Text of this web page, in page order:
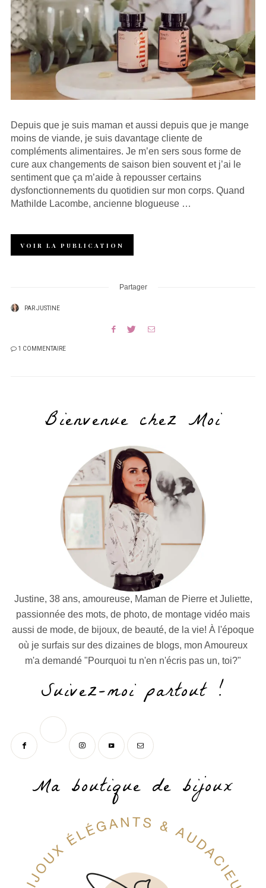
Depuis que je suis maman et aussi depuis que je mange
moins de viande, je suis davantage cliente de
compléments alimentaires. Je m’en sers sous forme de
cure aux changements de saison bien souvent et j’ai le
sentiment que ça m’aide à repousser certains
dysfonctionnements du quotidien sur mon corps. Quand
Mathilde Lacombe, ancienne blogueuse …
VOIR LA PUBLICATION
Partager
PARJUSTINE
1 COMMENTAIRE
Bienvenue chez Moi
Justine, 38 ans, amoureuse, Maman de Pierre et Juliette,
passionnée des mots, de photo, de montage vidéo mais
aussi de mode, de bijoux, de beauté, de la vie! À l'époque
où je surfais sur des dizaines de blogs, mon Amoureux
m'a demandé "Pourquoi tu n'en n'écris pas un, toi?"
Suivez-moi partout !
Ma boutique de bijoux